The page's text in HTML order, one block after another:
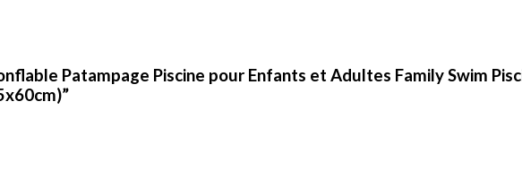
Patampage Piscine pour Enfants et Adultes Family Swim